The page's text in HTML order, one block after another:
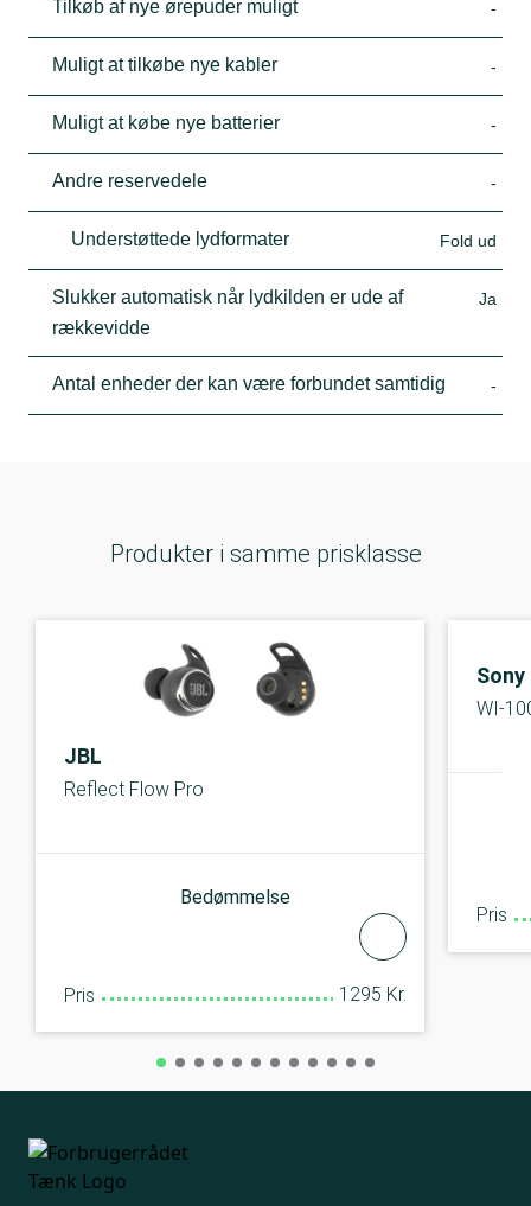
Tilkøb af nye ørepuder muligt -
Muligt at tilkøbe nye kabler -
Muligt at købe nye batterier -
Andre reservedele -
Understøttede lydformater Fold ud
Slukker automatisk når lydkilden er ude af
rækkevidde
Ja
Antal enheder der kan være forbundet samtidig -
Produkter i samme prisklasse
JBL
Reflect Flow Pro
Bedømmelse
Pris 1295 Kr.
Sony
WI-
Pris